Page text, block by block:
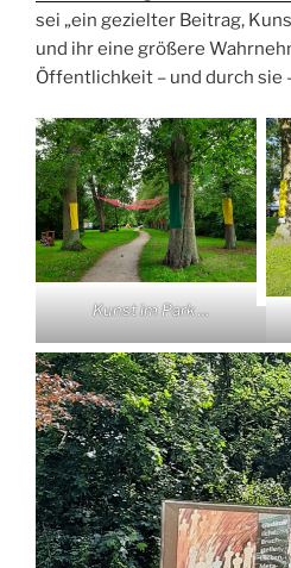
sei „ein gezielter Beitrag,
und ihr eine größere
Öffentlichkeit – und durch sie
Kunst im Park …